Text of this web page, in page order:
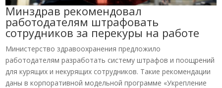
Минздрав рекомендовал
работодателям штрафовать
сотрудников за перекуры на работе
Министерство здравоохранения предложило
работодателям разработать систему штрафов и поощрений
для курящих и некурящих сотрудников. Такие рекомендации
даны в корпоративной модельной программе «Укрепление